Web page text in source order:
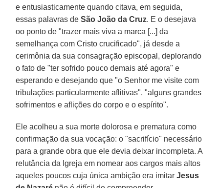
e entusiasticamente quando citava, em seguida,
essas palavras deSão João da Cruz. E o desejava
oo ponto de "trazer mais viva a marca [...] da
semelhança com Cristo crucificado", já desde a
cerimônia da sua consagração episcopal, deplorando
o fato de "ter sofrido pouco demais até agora" e
esperando e desejando que "o Senhor me visite com
tribulações particularmente aflitivas", "alguns grandes
sofrimentos e aflições do corpo e o espírito".
Ele acolheu a sua morte dolorosa e prematura como
confirmação da sua vocação: o "sacrifício" necessário
para a grande obra que ele devia deixar incompleta. A
relutância da Igreja em nomear aos cargos mais altos
aqueles poucos cuja única ambição era imitarJesus